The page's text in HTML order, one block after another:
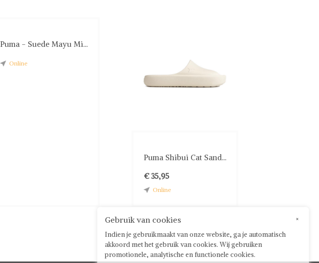
Puma - Suede Mayu Mi...
Online
Puma Shibui Cat Sand...
€ 35,95
Online
×
Gebruik van cookies
Indien je gebruikmaakt van onze website, ga je automatisch
akkoord met het gebruik van cookies. Wij gebruiken
promotionele, analytische en functionele cookies.